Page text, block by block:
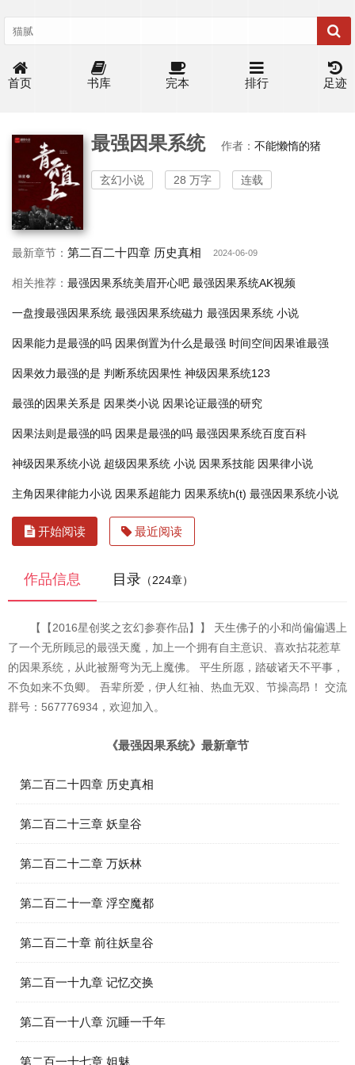
首页 书库 完本 排行 足迹
最强因果系统 作者： 不能懒惰的猪
玄幻小说 28 万字 连载
最新章节： 第二百二十四章 历史真相 2024-06-09
相关推荐： 最强因果系统美眉开心吧 最强因果系统AK视频
一盘搜最强因果系统 最强因果系统磁力 最强因果系统 小说
因果能力是最强的吗 因果倒置为什么是最强 时间空间因果谁最强
因果效力最强的是 判断系统因果性 神级因果系统123
最强的因果关系是 因果类小说 因果论证最强的研究
因果法则是最强的吗 因果是最强的吗 最强因果系统百度百科
神级因果系统小说 超级因果系统 小说 因果系技能 因果律小说
主角因果律能力小说 因果系超能力 因果系统h(t) 最强因果系统小说
开始阅读 最近阅读
作品信息 目录 （224章）
【【2016星创奖之玄幻参赛作品】】 天生佛子的小和尚偏偏遇上
了一个无所顾忌的最强天魔，加上一个拥有自主意识、喜欢拈花惹草
的因果系统，从此被掰弯为无上魔佛。 平生所愿，踏破诸天不平事，
不负如来不负卿。 吾辈所爱，伊人红袖、热血无双、节操高昂！ 交流
群号：567776934，欢迎加入。
《最强因果系统》最新章节
第二百二十四章 历史真相
第二百二十三章 妖皇谷
第二百二十二章 万妖林
第二百二十一章 浮空魔都
第二百二十章 前往妖皇谷
第二百一十九章 记忆交换
第二百一十八章 沉睡一千年
第二百一十七章 妲魅